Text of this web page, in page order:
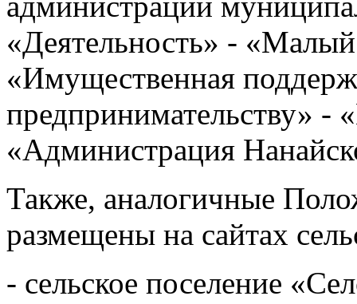
«Деятельность» -
«Имущественная
предпринимательству» -
«Администрация
Также, аналогичные
размещены на сайтах
- сельское поселение